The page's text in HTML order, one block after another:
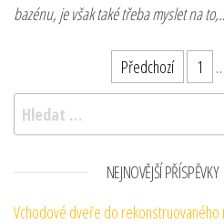
bazénu, je však také třeba myslet na
StránkováníPředchozí 1 …
Vyhledávání
NEJNOVĚJŠÍ PŘÍSPĚVKY
Vchodové dveře do